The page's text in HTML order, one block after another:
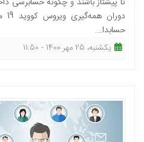
حسابدا...
یکشنبه، 25 مهر 1400 - 11:50